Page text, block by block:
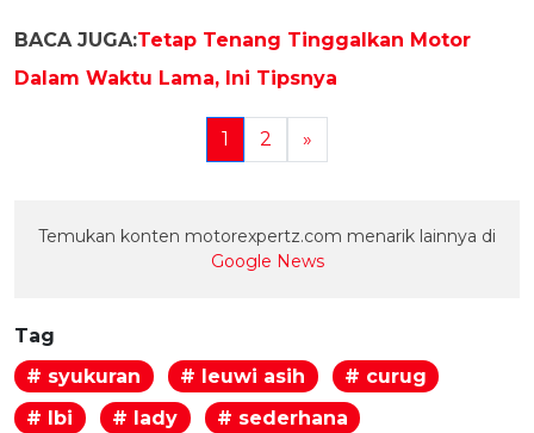
BACA JUGA:Tetap Tenang Tinggalkan Motor
Dalam Waktu Lama, Ini Tipsnya
1 2 »
Temukan konten motorexpertz.com menarik lainnya di
Google News
Tag
# syukuran
# leuwi asih
# curug
# lbi
# lady
# sederhana